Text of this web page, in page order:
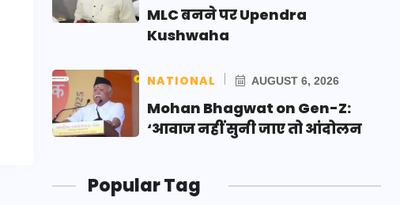
MLC बनने पर Upendra
Kushwaha
NATIONAL AUGUST 6, 2026
Mohan Bhagwat on Gen-Z:
‘आवाज नहीं सुनी जाए तो आंदोलन
Popular Tag